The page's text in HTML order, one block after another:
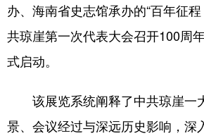
办、海南省史志馆承办的“百年征
共琼崖第一次代表大会召开100周
式启动。
该展览系统阐释了中共琼崖一
景、会议经过与深远历史影响，深